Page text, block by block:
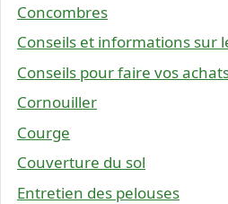
Concombres
Conseils et informations sur
Conseils pour faire vos
Cornouiller
Courge
Couverture du sol
Entretien des pelouses